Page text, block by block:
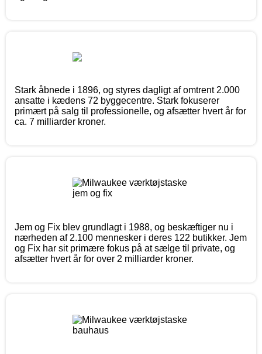
Stark åbnede i 1896, og styres dagligt af omtrent 2.000
ansatte i kædens 72 byggecentre. Stark fokuserer
primært på salg til professionelle, og afsætter hvert år for
ca. 7 milliarder kroner.
Jem og Fix blev grundlagt i 1988, og beskæftiger nu i
nærheden af 2.100 mennesker i deres 122 butikker. Jem
og Fix har sit primære fokus på at sælge til private, og
afsætter hvert år for over 2 milliarder kroner.